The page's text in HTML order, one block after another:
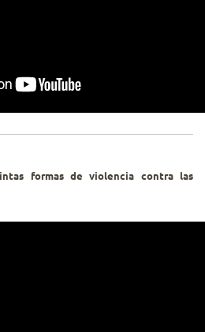
formas de violencia contra las